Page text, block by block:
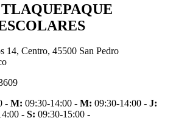
14, Centro, 45500 San Pedro
- M: 09:30-14:00 - M: 09:30-14:00 - J:
- S: 09:30-15:00 -